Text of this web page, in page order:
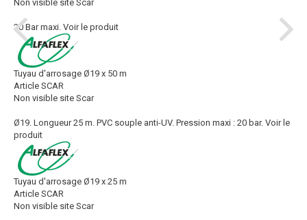
Non visible site Scar
20 Bar maxi. Voir le produit
Tuyau d'arrosage Ø19 x 50 m
Article SCAR
Non visible site Scar
Ø19. Longueur 25 m. PVC souple anti-UV. Pression maxi : 20 bar. Voir le
produit
Tuyau d'arrosage Ø19 x 25 m
Article SCAR
Non visible site Scar